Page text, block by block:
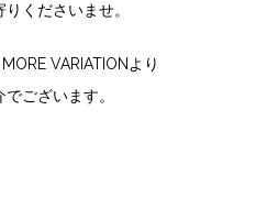
くださいませ。
VARIATIONより
ございます。